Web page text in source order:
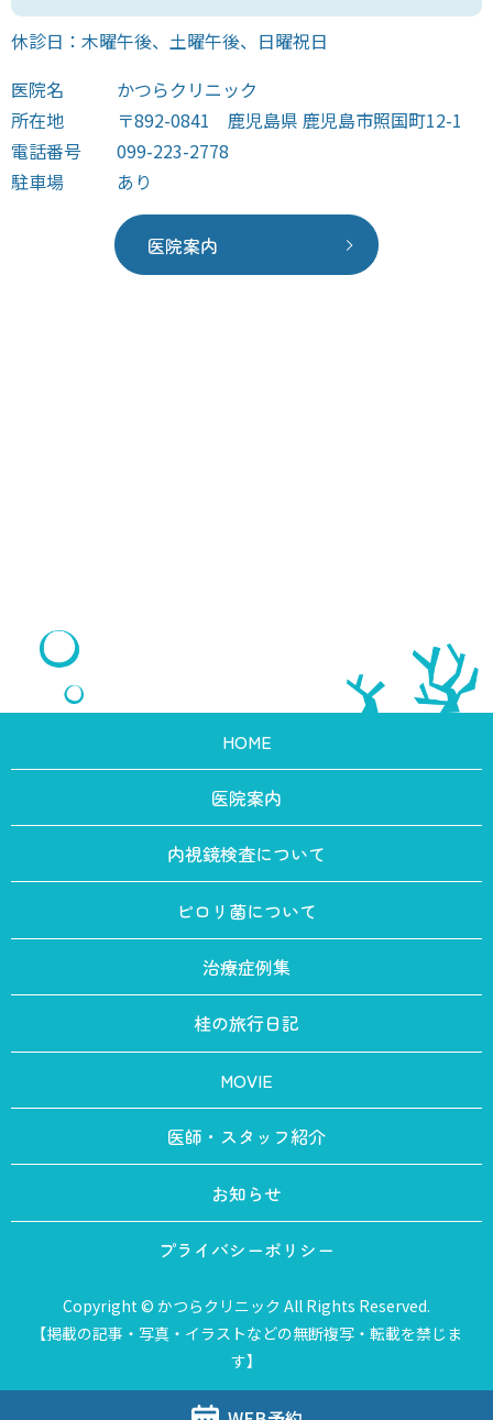
休診日：木曜午後、土曜午後、日曜祝日
医院名
かつらクリニック
所在地
〒892-0841 鹿児島県 鹿児島市照国町12-1
電話番号
099-223-2778
駐車場
あり
医院案内
HOME
医院案内
内視鏡検査について
ピロリ菌について
治療症例集
桂の旅行日記
MOVIE
医師・スタッフ紹介
お知らせ
プライバシーポリシー
Copyright © かつらクリニック All Rights Reserved.
【掲載の記事・写真・イラストなどの無断複写・転載を禁じま
す】